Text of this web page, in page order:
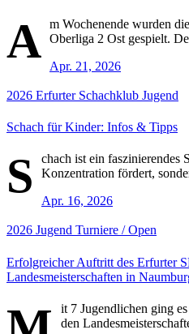
A m Wochenende wurden
Oberliga 2 Ost gespielt.
Apr. 21, 2026
2026 Erfurter Schachklub Jugend
Schach für Kinder: Infos & Tipps
S
chach ist ein faszinierendes
Konzentration fördert,
Apr. 16, 2026
2026 Jugend Turniere / Open
Erfolgreicher Auftritt des Erfurter
Landesmeisterschaften in
it 7 Jugendlichen ging
den